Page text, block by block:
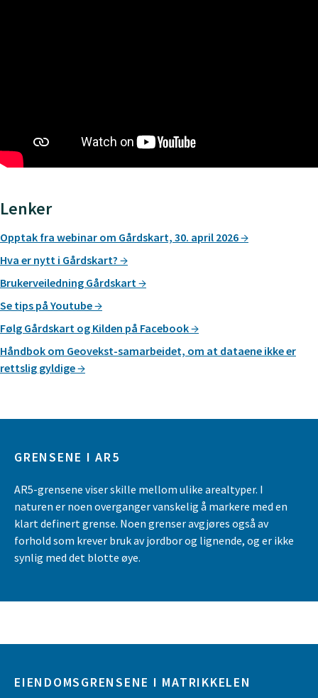
Lenker
Opptak fra webinar om Gårdskart, 30. april 2026
Hva er nytt i Gårdskart?
Brukerveiledning Gårdskart
Se tips på Youtube
Følg Gårdskart og Kilden på Facebook
Håndbok om Geovekst-samarbeidet, om at dataene ikke er
rettslig gyldige
GRENSENE I AR5
AR5-grensene viser skille mellom ulike arealtyper. I
naturen er noen overganger vanskelig å markere med en
klart definert grense. Noen grenser avgjøres også av
forhold som krever bruk av jordbor og lignende, og er ikke
synlig med det blotte øye.
EIENDOMSGRENSENE I MATRIKKELEN